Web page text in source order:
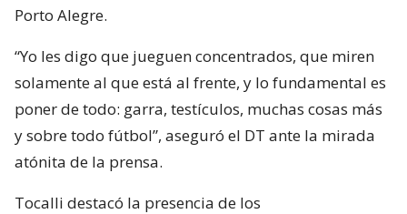
Porto Alegre.
“Yo les digo que jueguen concentrados, que miren
solamente al que está al frente, y lo fundamental es
poner de todo: garra, testículos, muchas cosas más
y sobre todo fútbol”, aseguró el DT ante la mirada
atónita de la prensa.
Tocalli destacó la presencia de los